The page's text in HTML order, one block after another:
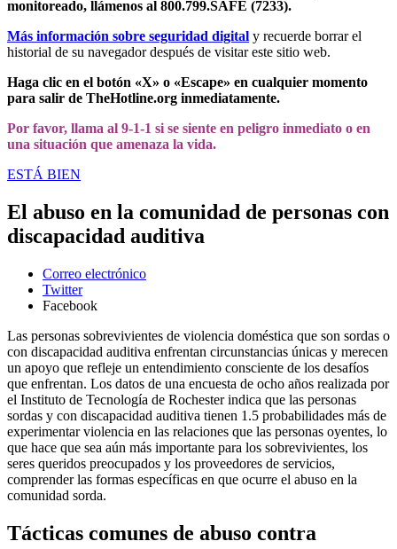
monitoreado, llámenos al 800.799.SAFE (7233).
Más información sobre seguridad digital y recuerde borrar el
historial de su navegador después de visitar este sitio web.
Haga clic en el botón «X» o «Escape» en cualquier momento
para salir de TheHotline.org inmediatamente.
Por favor, llama al 9-1-1 si se siente en peligro inmediato o en
una situación que amenaza la vida.
ESTÁ BIEN
El abuso en la comunidad de personas con
discapacidad auditiva
Correo electrónico
Twitter
Facebook
Las personas sobrevivientes de violencia doméstica que son sordas o
con discapacidad auditiva enfrentan circunstancias únicas y merecen
un apoyo que refleje un entendimiento consciente de los desafíos
que enfrentan. Los datos de una encuesta de ocho años realizada por
el Instituto de Tecnología de Rochester indica que las personas
sordas y con discapacidad auditiva tienen 1.5 probabilidades más de
experimentar violencia en las relaciones que las personas oyentes, lo
que hace que sea aún más importante para los sobrevivientes, los
seres queridos preocupados y los proveedores de servicios,
comprender las formas específicas en que ocurre el abuso en la
comunidad sorda.
Tácticas comunes de abuso contra